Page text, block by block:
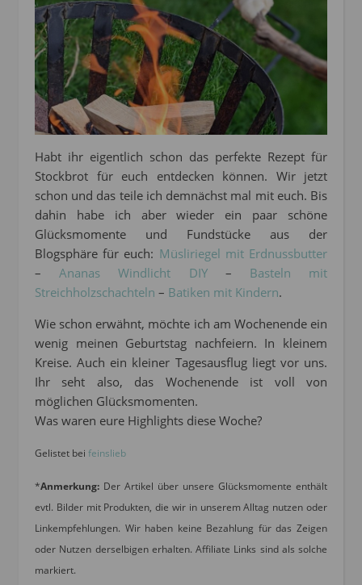
Habt ihr eigentlich schon das perfekte Rezept für
Stockbrot für euch entdecken können. Wir jetzt
schon und das teile ich demnächst mal mit euch. Bis
dahin habe ich aber wieder ein paar schöne
Glücksmomente und Fundstücke aus der
Blogsphäre für euch: Müsliriegel mit Erdnussbutter
–Ananas Windlicht DIY– Basteln mit
Streichholzschachteln – Batiken mit Kindern.
Wie schon erwähnt, möchte ich am Wochenende ein
wenig meinen Geburtstag nachfeiern. In kleinem
Kreise. Auch ein kleiner Tagesausflug liegt vor uns.
Ihr seht also, das Wochenende ist voll von
möglichen Glücksmomenten.
Was waren eure Highlights diese Woche?
Gelistet bei feinslieb
*Anmerkung: Der Artikel über unsere Glücksmomente enthält
evtl. Bilder mit Produkten, die wir in unserem Alltag nutzen oder
Linkempfehlungen. Wir haben keine Bezahlung für das Zeigen
oder Nutzen derselbigen erhalten. Affiliate Links sind als solche
markiert.